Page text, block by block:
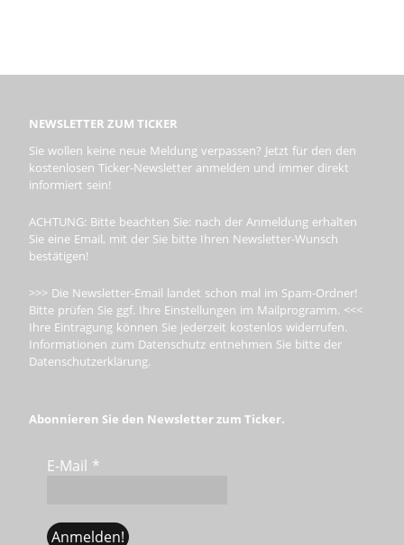
NEWSLETTER ZUM TICKER
Sie wollen keine neue Meldung verpassen? Jetzt für den den
kostenlosen Ticker-Newsletter anmelden und immer direkt
informiert sein!
ACHTUNG: Bitte beachten Sie: nach der Anmeldung erhalten
Sie eine Email, mit der Sie bitte Ihren Newsletter-Wunsch
bestätigen!
>>> Die Newsletter-Email landet schon mal im Spam-Ordner!
Bitte prüfen Sie ggf. Ihre Einstellungen im Mailprogramm. <<<
Ihre Eintragung können Sie jederzeit kostenlos widerrufen.
Informationen zum Datenschutz entnehmen Sie bitte der
Datenschutzerklärung.
Abonnieren Sie den Newsletter zum Ticker.
E-Mail *